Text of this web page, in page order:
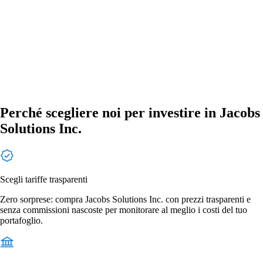
Perché scegliere noi per investire in Jacobs
Solutions Inc.
Scegli tariffe trasparenti
Zero sorprese: compra Jacobs Solutions Inc. con prezzi trasparenti e
senza commissioni nascoste per monitorare al meglio i costi del tuo
portafoglio.